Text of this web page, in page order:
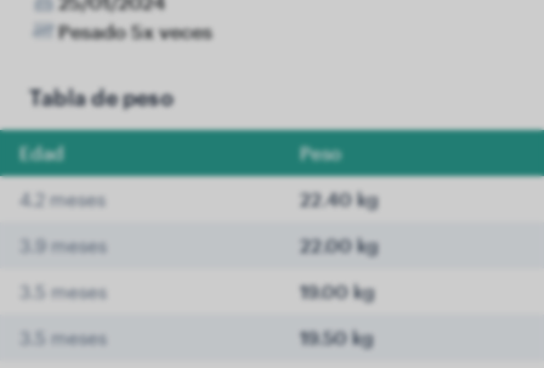
Pesado 5x veces
Tabla de peso
Edad Peso
4.2 meses 22.40 kg
3.9 meses 22.00 kg
3.5 meses 19.00 kg
3.5 meses 19.50 kg